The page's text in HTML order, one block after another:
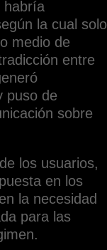
habría
la cual solo
medio de
entre
puso de
sobre
los usuarios,
en los
la necesidad
para las